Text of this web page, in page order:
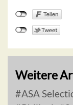
Weitere
ASA